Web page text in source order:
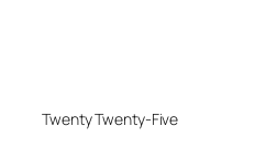
Twenty Twenty-Five